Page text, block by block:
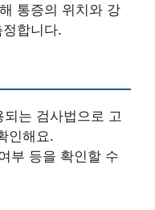
통증의 위치와 강
합니다.
는 검사법으로 고
인해요.
부 등을 확인할 수